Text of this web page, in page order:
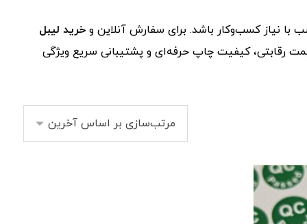
با نیاز کسب‌وکار باشد. برای سفارش آنلاین و خرید لیبل
رقابتی، کیفیت چاپ حرفه‌ای و پشتیبانی سریع ویژگی